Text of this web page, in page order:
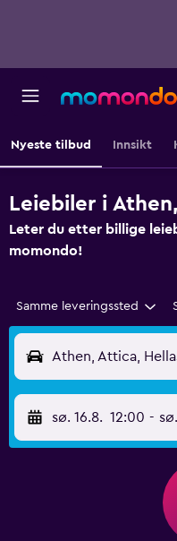
Nyeste tilbud Innsikt
Leiebiler i
Leter du etter billige
momondo!
Samme leveringssted
Athen, Attica,
sø. 16.8. 12:00 -